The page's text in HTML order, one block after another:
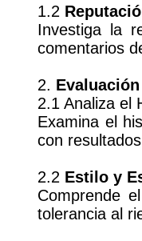
1.2
Investiga la
comentarios
2.
2.1 Analiza el
Examina el
con
2.2 Estilo y
Comprende
tolerancia al